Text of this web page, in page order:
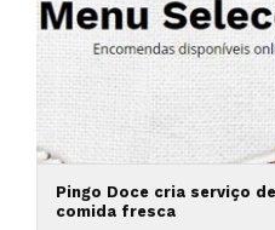
Pingo Doce cria serviço
comida fresca